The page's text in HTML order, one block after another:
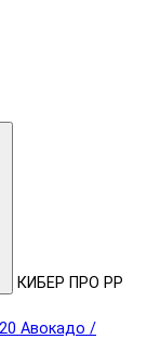
КИБЕР ПРО PP